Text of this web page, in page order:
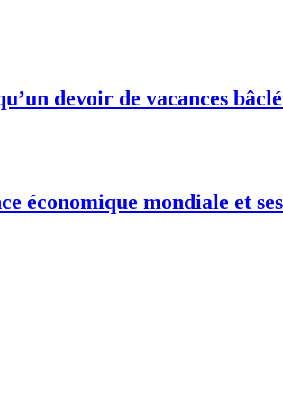
devoir de vacances
économique mondiale et